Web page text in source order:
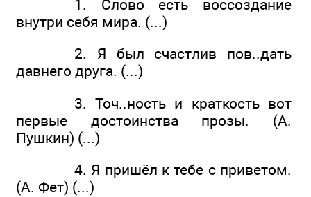
1. Слово есть воссоздание
внутри себя мира. (...)
2. Я был счастлив пов..дать
давнего друга. (...)
3. Точ..ность и краткость вот
первые достоинства прозы. (А.
Пушкин) (...)
4. Я пришёл к тебе с приветом.
(А. Фет) (...)